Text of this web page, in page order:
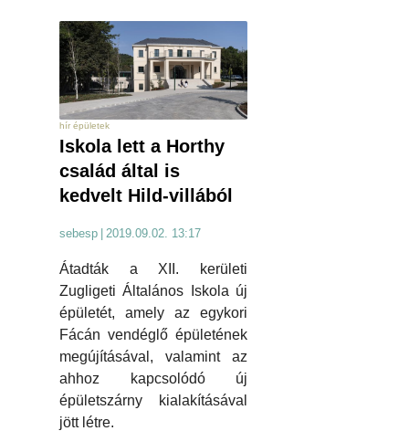
hír épületek
Iskola lett a Horthy
család által is
kedvelt Hild-villából
sebesp | 2019.09.02. 13:17
Átadták a XII. kerületi
Zugligeti Általános Iskola új
épületét, amely az egykori
Fácán vendéglő épületének
megújításával, valamint az
ahhoz kapcsolódó új
épületszárny kialakításával
jött létre.